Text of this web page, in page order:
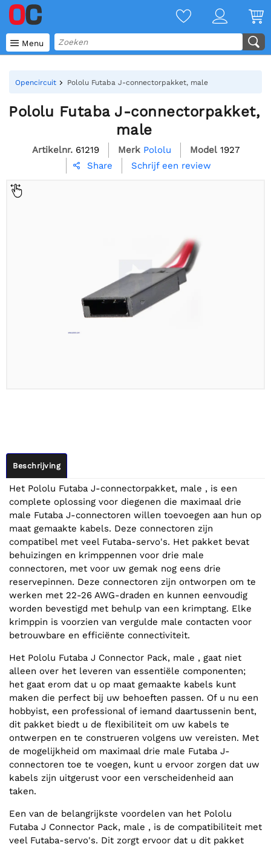
 Menu
Opencircuit Pololu Futaba J-connectorpakket, male
Pololu Futaba J-connectorpakket,
male
Artikelnr. 61219 Merk Pololu Model 1927
 Share Schrijf een review
Beschrijving
Het Pololu Futaba J-connectorpakket, male , is een
complete oplossing voor diegenen die maximaal drie
male Futaba J-connectoren willen toevoegen aan hun op
maat gemaakte kabels. Deze connectoren zijn
compatibel met veel Futaba-servo's. Het pakket bevat
behuizingen en krimppennen voor drie male
connectoren, met voor uw gemak nog eens drie
reservepinnen. Deze connectoren zijn ontworpen om te
werken met 22-26 AWG-draden en kunnen eenvoudig
worden bevestigd met behulp van een krimptang. Elke
krimppin is voorzien van vergulde male contacten voor
betrouwbare en efficiënte connectiviteit.
Het Pololu Futaba J Connector Pack, male , gaat niet
alleen over het leveren van essentiële componenten;
het gaat erom dat u op maat gemaakte kabels kunt
maken die perfect bij uw behoeften passen. Of u nu een
hobbyist, een professional of iemand daartussenin bent,
dit pakket biedt u de flexibiliteit om uw kabels te
ontwerpen en te construeren volgens uw vereisten. Met
de mogelijkheid om maximaal drie male Futaba J-
connectoren toe te voegen, kunt u ervoor zorgen dat uw
kabels zijn uitgerust voor een verscheidenheid aan
taken.
Een van de belangrijkste voordelen van het Pololu
Futaba J Connector Pack, male , is de compatibiliteit met
veel Futaba-servo's. Dit zorgt ervoor dat u dit pakket